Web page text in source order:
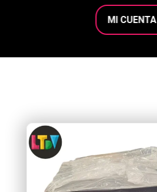
MI CUENTA